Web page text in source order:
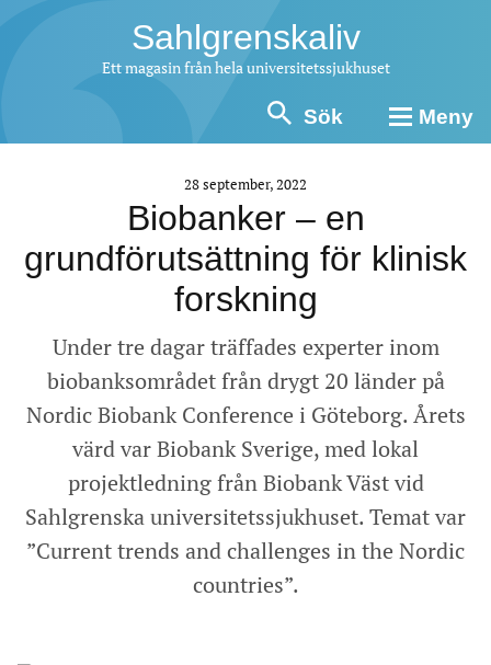
Sahlgrenskaliv
Ett magasin från hela universitetssjukhuset
Sök Meny
28 september, 2022
Biobanker – en
grundförutsättning för klinisk
forskning
Under tre dagar träffades experter inom
biobanksområdet från drygt 20 länder på
Nordic Biobank Conference i Göteborg. Årets
värd var Biobank Sverige, med lokal
projektledning från Biobank Väst vid
Sahlgrenska universitetssjukhuset. Temat var
”Current trends and challenges in the Nordic
countries”.